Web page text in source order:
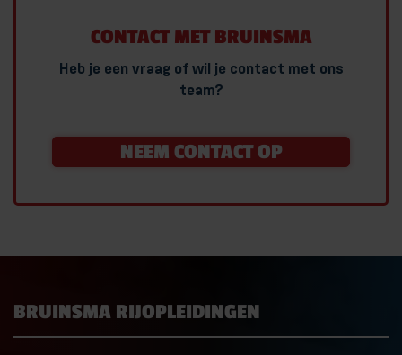
CONTACT MET BRUINSMA
Heb je een vraag of wil je contact met ons
team?
NEEM CONTACT OP
BRUINSMA RIJOPLEIDINGEN